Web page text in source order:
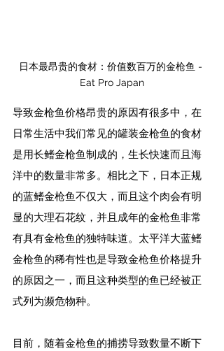
日本最昂贵的食材：价值数百万的金枪鱼 -
Eat Pro Japan
导致金枪鱼价格昂贵的原因有很多中，在
日常生活中我们常见的罐装金枪鱼的食材
是用长鳍金枪鱼制成的，生长快速而且海
洋中的数量非常多。相比之下，日本正规
的蓝鳍金枪鱼不仅大，而且这个肉会有明
显的大理石花纹，并且成年的金枪鱼非常
有具有金枪鱼的独特味道。太平洋大蓝鳍
金枪鱼的稀有性也是导致金枪鱼价格提升
的原因之一，而且这种类型的鱼已经被正
式列为濒危物种。
目前，随着金枪鱼的捕捞导致数量不断下